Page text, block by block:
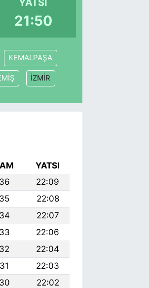
YATSI
21:50
KEMALPAŞA
İZMİR
YATSI
22:09
22:08
22:07
22:06
22:04
22:03
22:02